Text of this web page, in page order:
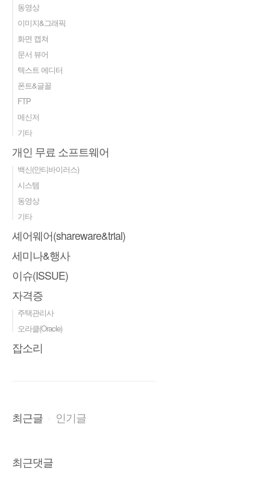
동영상
이미지&그래픽
화면 캡쳐
문서 뷰어
텍스트 에디터
폰트&글꼴
FTP
메신저
기타
개인 무료 소프트웨어
백신(안티바이러스)
시스템
동영상
기타
셰어웨어(shareware&trial)
세미나&행사
이슈(ISSUE)
자격증
주택관리사
오라클(Oracle)
잡소리
최근글 인기글
최근댓글